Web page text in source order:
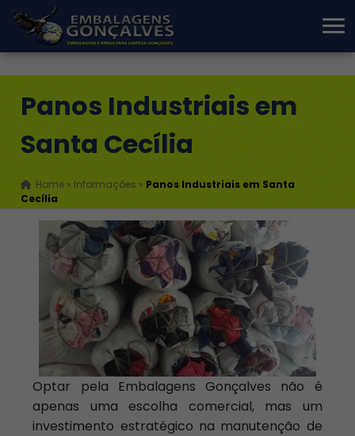
Panos Industriais em
Santa Cecília
Home » Informações » Panos Industriais em Santa
Cecília
Optar pela Embalagens Gonçalves não é
apenas uma escolha comercial, mas um
investimento estratégico na manutenção de